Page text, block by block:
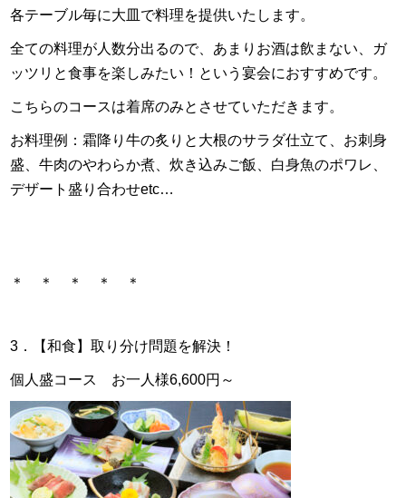
各テーブル毎に大皿で料理を提供いたします。
全ての料理が人数分出るので、あまりお酒は飲まない、ガ
ッツリと食事を楽しみたい！という宴会におすすめです。
こちらのコースは着席のみとさせていただきます。
お料理例：霜降り牛の炙りと大根のサラダ仕立て、お刺身
盛、牛肉のやわらか煮、炊き込みご飯、白身魚のポワレ、
デザート盛り合わせetc…
＊ ＊ ＊ ＊ ＊
3．【和食】取り分け問題を解決！
個人盛コース お一人様6,600円～